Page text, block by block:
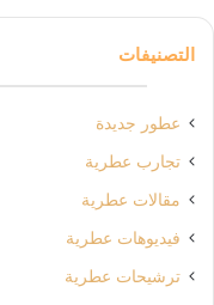
التصنيفات
عطور جديدة
تجارب عطرية
مقالات عطرية
فيديوهات عطرية
ترشيحات عطرية